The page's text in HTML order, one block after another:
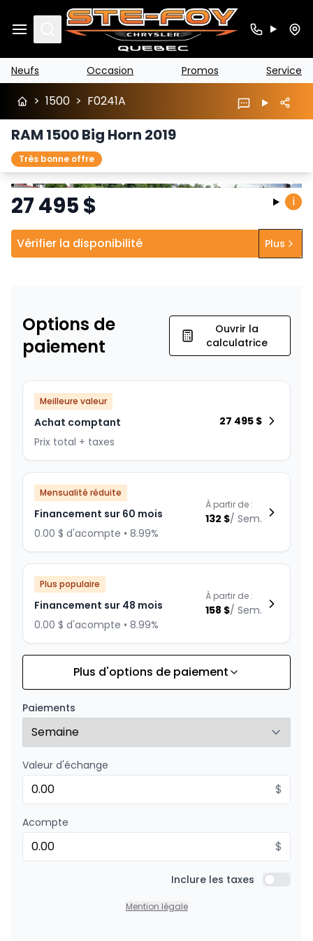
Search
Neufs Occasion Promos Service
> 1500 > F0241A
RAM 1500 Big Horn 2019
Très bonne offre
ArrêterPrécédent
Suivant
27 495$ i
Vérifier la disponibilité Plus
Options de
paiement
Ouvrir la
calculatrice
Meilleure valeur
Achat comptant
Prix total + taxes
27 495 $
Mensualité réduite
Financement sur 60 mois
0.00 $ d'acompte • 8.99%
À partir de :
132 $/ Sem.
Plus populaire
Financement sur 48 mois
0.00 $ d'acompte • 8.99%
À partir de :
158 $/ Sem.
Financement sur 36 mois
0.00 $ d'acompte • 8.99%
À partir de :
Financement sur 24 mois
Financement sur 24 mois
0.00 $ d'acompte • 8.99%
À partir de :
Plus d'options de paiement
Paiements
Valeur d'échange
$
Acompte
$
Inclure les taxes Inclure
Mention légale